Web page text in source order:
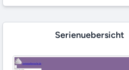
Serienuebersicht